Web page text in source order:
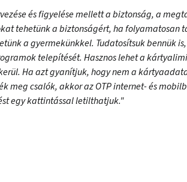
és figyelése mellett a biztonság, a
tehetünk a biztonságért, ha folyamatosan
a gyermekünkkel. Tudatosítsuk bennük
telepítését. Hasznos lehet a
Ha azt gyanítjuk, hogy nem a
meg csalók, akkor az OTP internet- és
egy kattintással letilthatjuk."